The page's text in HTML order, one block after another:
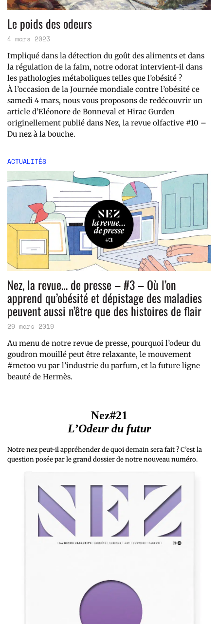
Le poids des odeurs
4 mars 2023
Impliqué dans la détection du goût des aliments et dans
la régulation de la faim, notre odorat intervient-il dans
les pathologies métaboliques telles que l’obésité ?
À l’occasion de la Journée mondiale contre l’obésité ce
samedi 4 mars, nous vous proposons de redécouvrir un
article d’Eléonore de Bonneval et Hirac Gurden
originellement publié dans Nez, la revue olfactive #10 –
Du nez à la bouche.
ACTUALITÉS
Nez, la revue… de presse – #3 – Où l’on
apprend qu’obésité et dépistage des maladies
peuvent aussi n’être que des histoires de flair
29 mars 2019
Au menu de notre revue de presse, pourquoi l’odeur du
goudron mouillé peut être relaxante, le mouvement
#metoo vu par l’industrie du parfum, et la future ligne
beauté de Hermès.
Nez#21
L’Odeur du futur
Notre nez peut-il appréhender de quoi demain sera fait ? C’est la
question posée par le grand dossier de notre nouveau numéro.